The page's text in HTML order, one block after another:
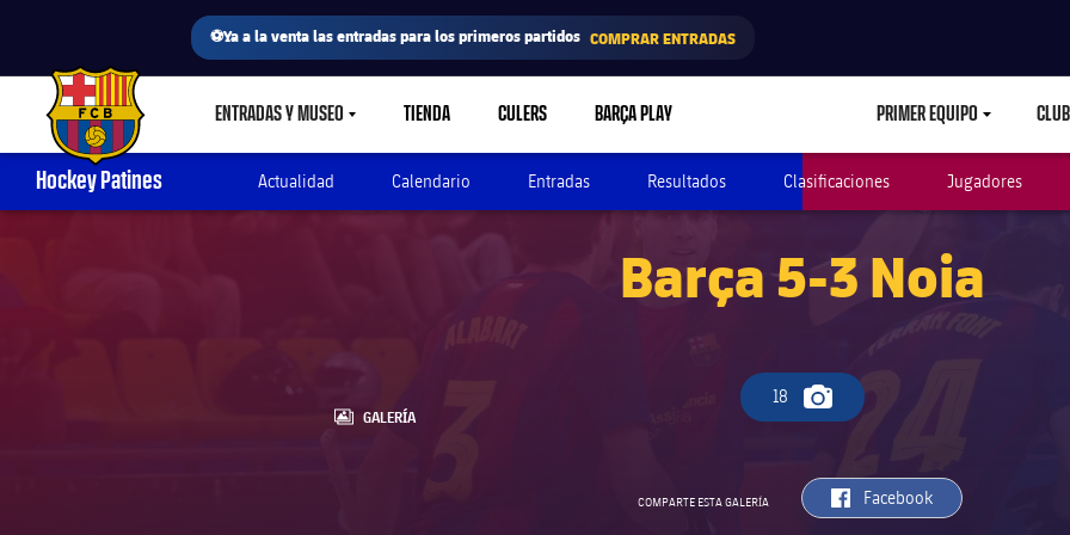
⚽Ya a la venta las entradas para los primeros partidos COMPRAR ENTRADAS
FC Barcelona club badge ENTRADAS Y MUSEOLABEL.SHARE.CARETDOWN
TIENDA CULERS BARÇA PLAY PRIMER EQUIPO CLUB
Hockey Patines Actualidad Calendario Entradas Resultados Clasificaciones Jugadores
Barça 5-3 Noia
18
Icono de cámara
LABEL.ARIA.GALLERY
GALERÍA
COMPARTE ESTA GALERÍA label.aria.facebook
Facebook